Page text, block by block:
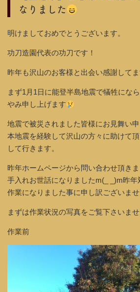
なりました
明けましておめでとうございます。
功刀造園代表の功刀です！
昨年も沢山のお客様と出会い感謝してま
まず1月1日に能登半島地震で犠牲にな
やみ申し上げます
地震で被災されました皆様にお見舞い
本地震を経験して沢山の方々に助けて
して行きます。
昨年ホームページから問い合わせ頂き
手入れお世話になりましたm(_ _)m昨年
作業になりました事に申し訳ございませ
まずは作業状況の写真をご覧下さいませ
作業前